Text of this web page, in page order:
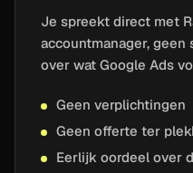
Je spreekt direct met
accountmanager,
over wat Google Ads
Geen verplichtingen
Geen offerte ter
Eerlijk oordeel over